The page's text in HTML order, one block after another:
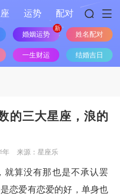
运势 配对
婚姻运势 姓名配对
一生财运 结婚吉日
的三大星座，浪的
年 来源：星座乐
算没有那也是不承认罢
恋爱有恋爱的好，单身也